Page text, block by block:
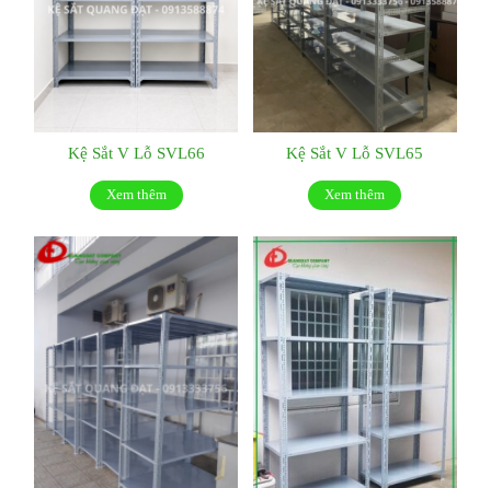
Kệ Sắt V Lỗ SVL66
Xem thêm
Kệ Sắt V Lỗ SVL65
Xem thêm